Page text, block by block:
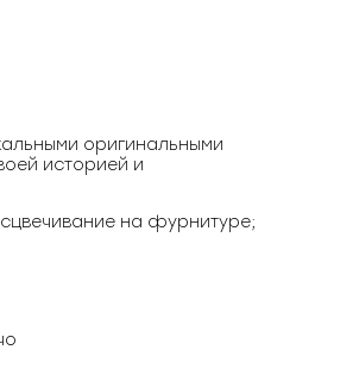
оригинальными
историей и
на фурнитуре;